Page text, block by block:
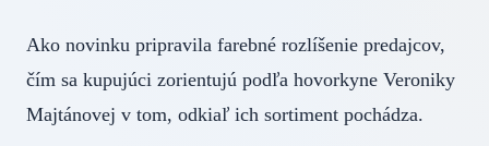
Ako novinku pripravila farebné rozlíšenie predajcov,
čím sa kupujúci zorientujú podľa hovorkyne Veroniky
Majtánovej v tom, odkiaľ ich sortiment pochádza.